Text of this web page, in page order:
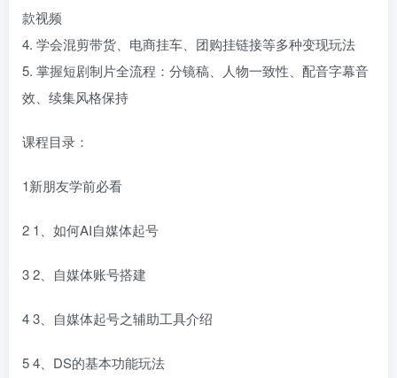
款视频
4. 学会混剪带货、电商挂车、团购挂链接等多种变现玩法
5. 掌握短剧制片全流程：分镜稿、人物一致性、配音字幕音
效、续集风格保持
课程目录：
1新朋友学前必看
2 1、如何AI自媒体起号
3 2、自媒体账号搭建
4 3、自媒体起号之辅助工具介绍
5 4、DS的基本功能玩法